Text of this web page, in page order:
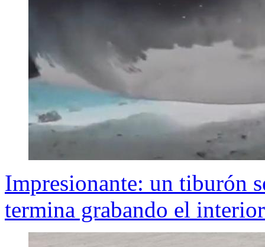
Impresionante: un tiburón
termina grabando el